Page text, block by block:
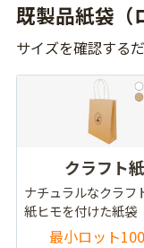
既製品紙袋（
サイズを確認する
クラフト紙
ナチュラルなクラフ
紙ヒモを付けた紙袋
最小ロット